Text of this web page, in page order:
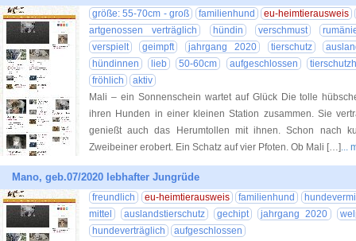
größe: 55-70cm - groß familienhund
eu-heimtierausweis
artgenossen verträglich
hündin verschmust
verspielt
geimpft jahrgang 2020 tierschutz
hündinnen
lieb 50-60cm aufgeschlossen
fröhlich
aktiv
Mali – ein Sonnenschein wartet auf Glück Die tolle
ihren Hunden in einer kleinen Station zusammen. Sie
genießt auch das Herumtollen mit ihnen. Schon nach
Zweibeiner erobert. Ein Schatz auf vier Pfoten. Ob Mali […]...
Mano, geb.07/2020 lebhafter Jungrüde
freundlich eu-heimtierausweis familienhund
mittel
auslandstierschutz gechipt jahrgang 2020
hundeverträglich
aufgeschlossen